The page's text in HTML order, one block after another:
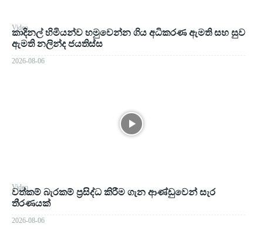
Video
කාදිනල් හිමියන්ව හමුවෙන්න ගිය අධිකරණ ඇමති සහ සුව
ඇමති නලින්ද ජයතිස්ස
2026-08-06
Video
වත්කම් බැරකම් ප්‍රසිද්ධ කිරීම ගැන ආණ්ඩුවෙන් සැර
තීරණයක්
2026-08-06